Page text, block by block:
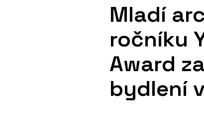
Mladí
ročníku
Award
bydlení